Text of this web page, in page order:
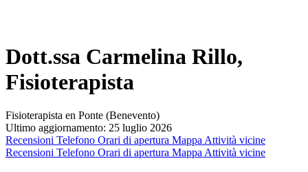
Dott.ssa Carmelina Rillo,
Fisioterapista
Fisioterapista en Ponte (Benevento)
Ultimo aggiornamento: 25 luglio 2026
Recensioni Telefono Orari di apertura Mappa Attività vicine
Recensioni Telefono Orari di apertura Mappa Attività vicine